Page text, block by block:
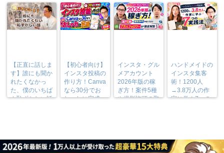
【正直に話しま
す】誰にも聞か
れたくなかっ
た、僕のいちば
ん恥ずかしい話
【初心者向け】
インスタ投稿の
作り方！Canva
なら30分でお
しゃれに完成
インスタ・グル
メアカウント
2026年版の稼
ぎ方！案件5種
や撮影許可の取
ハンドメイドの
インスタ集客
術！1200人
→3.8万人の作
家に学ぶ7つの